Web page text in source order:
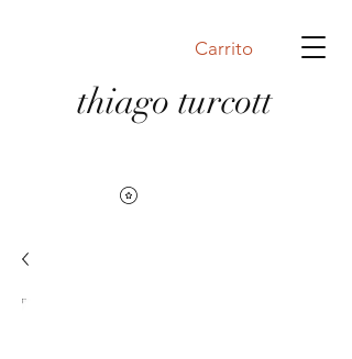
Carrito
thiago turcott